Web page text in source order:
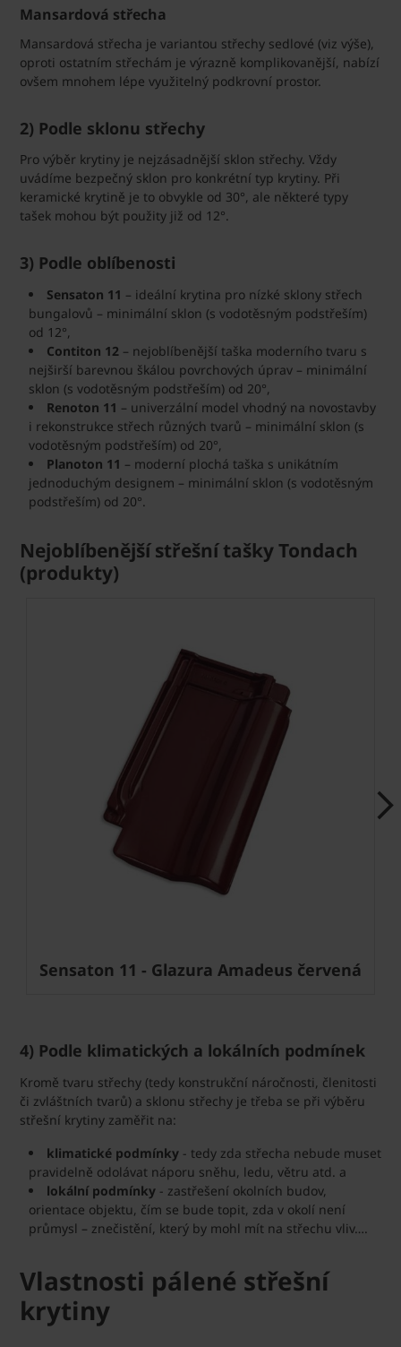
Mansardová střecha
Mansardová střecha je variantou střechy sedlové (viz výše),
oproti ostatním střechám je výrazně komplikovanější, nabízí
ovšem mnohem lépe využitelný podkrovní prostor.
2) Podle sklonu střechy
Pro výběr krytiny je nejzásadnější sklon střechy. Vždy
uvádíme bezpečný sklon pro konkrétní typ krytiny. Při
keramické krytině je to obvykle od 30°, ale některé typy
tašek mohou být použity již od 12°.
3) Podle oblíbenosti
Sensaton 11 – ideální krytina pro nízké sklony střech
bungalovů – minimální sklon (s vodotěsným podstřeším)
od 12°,
Contiton 12 – nejoblíbenější taška moderního tvaru s
nejširší barevnou škálou povrchových úprav – minimální
sklon (s vodotěsným podstřeším) od 20°,
Renoton 11 – univerzální model vhodný na novostavby
i rekonstrukce střech různých tvarů – minimální sklon (s
vodotěsným podstřeším) od 20°,
Planoton 11 – moderní plochá taška s unikátním
jednoduchým designem – minimální sklon (s vodotěsným
podstřeším) od 20°.
Nejoblíbenější střešní tašky Tondach
(produkty)
Sensaton 11 - Glazura Amadeus červená
4) Podle klimatických a lokálních podmínek
Kromě tvaru střechy (tedy konstrukční náročnosti, členitosti
či zvláštních tvarů) a sklonu střechy je třeba se při výběru
střešní krytiny zaměřit na:
klimatické podmínky - tedy zda střecha nebude muset
pravidelně odolávat náporu sněhu, ledu, větru atd. a
lokální podmínky - zastřešení okolních budov,
orientace objektu, čím se bude topit, zda v okolí není
průmysl – znečistění, který by mohl mít na střechu vliv….
Vlastnosti pálené střešní
krytiny